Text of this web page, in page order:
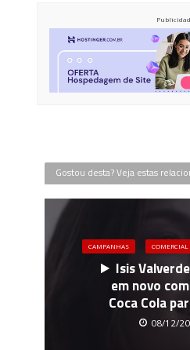
Gostou desta? Veja estas
CAMPANHAS COMERCIAL
Isis
em novo
Coca Cola
08/12/